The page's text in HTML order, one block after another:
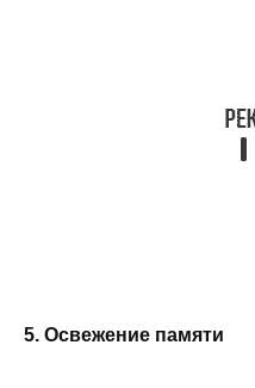
5. Освежение памяти